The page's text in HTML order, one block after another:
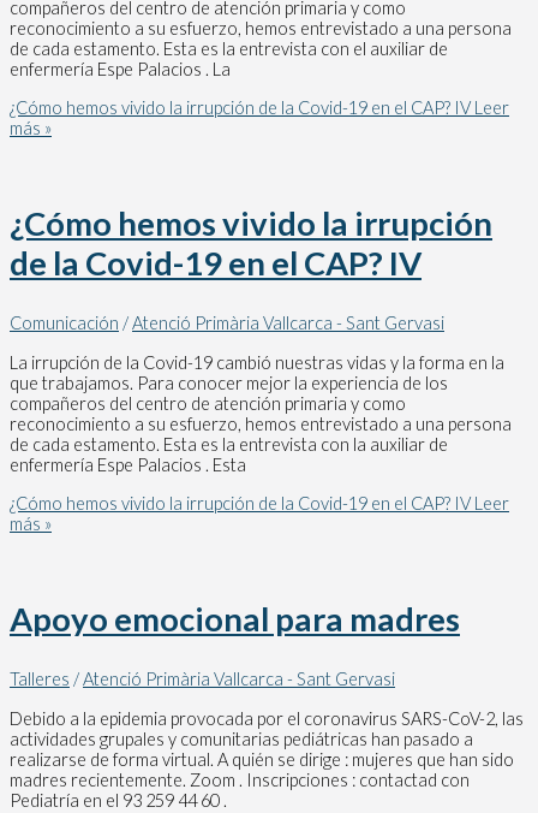
compañeros del centro de atención primaria y como
reconocimiento a su esfuerzo, hemos entrevistado a una persona
de cada estamento. Esta es la entrevista con el auxiliar de
enfermería Espe Palacios . La
¿Cómo hemos vivido la irrupción de la Covid-19 en el CAP? IV Leer
más »
¿Cómo hemos vivido la irrupción
de la Covid-19 en el CAP? IV
Comunicación /Atenció Primària Vallcarca - Sant Gervasi
La irrupción de la Covid-19 cambió nuestras vidas y la forma en la
que trabajamos. Para conocer mejor la experiencia de los
compañeros del centro de atención primaria y como
reconocimiento a su esfuerzo, hemos entrevistado a una persona
de cada estamento. Esta es la entrevista con la auxiliar de
enfermería Espe Palacios . Esta
¿Cómo hemos vivido la irrupción de la Covid-19 en el CAP? IV Leer
más »
Apoyo emocional para madres
Talleres /Atenció Primària Vallcarca - Sant Gervasi
Debido a la epidemia provocada por el coronavirus SARS-CoV-2, las
actividades grupales y comunitarias pediátricas han pasado a
realizarse de forma virtual. A quién se dirige : mujeres que han sido
madres recientemente. Zoom . Inscripciones : contactad con
Pediatría en el 93 259 44 60 .